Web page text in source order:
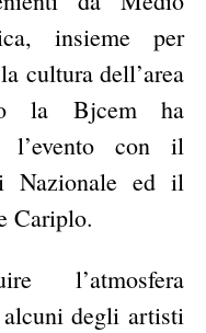
insieme per
cultura dell’area
la Bjcem ha
l’evento con il
Nazionale ed il
Cariplo.
l’atmosfera
alcuni degli artisti